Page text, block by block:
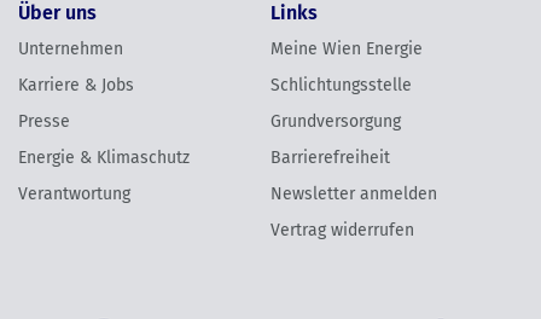
Über uns
Unternehmen
Karriere & Jobs
Presse
Energie & Klimaschutz
Verantwortung
Links
Meine Wien Energie
Schlichtungsstelle
Grundversorgung
Barrierefreiheit
Newsletter anmelden
Vertrag widerrufen